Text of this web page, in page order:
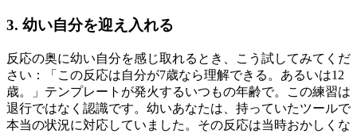
3. 幼い自分を迎え入れる
反応の奥に幼い自分を感じ取れるとき、こう試してみてくだ
さい：「この反応は自分が7歳なら理解できる。あるいは12
歳。」テンプレートが発火するいつもの年齢で。この練習は
退行ではなく認識です。幼いあなたは、持っていたツールで
本当の状況に対応していました。その反応は当時おかしくな